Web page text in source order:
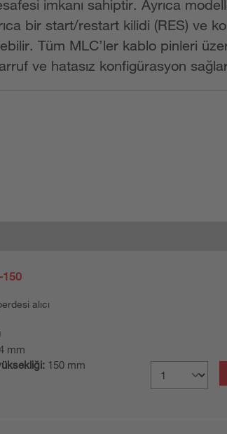
imkanı sahiptir. Ayrıca
bir start/restart kilidi (RES) ve
Tüm MLC’ler kablo pinleri
ve hatasız konfigürasyon
150
alıcı
mm
150 mm